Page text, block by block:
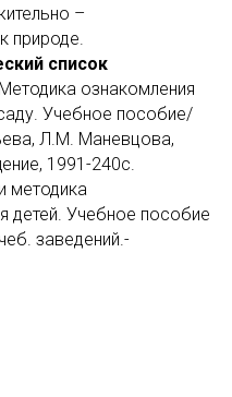
–
природе.
список
ознакомления
Учебное пособие/
Л.М. Маневцова,
1991-240с.
детей. Учебное пособие
заведений.-